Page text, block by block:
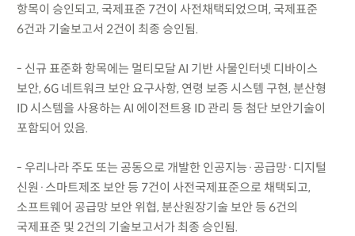
항목이 승인되고, 국제표준 7건이 사전채택되었으며, 국제표준
6건과 기술보고서 2건이 최종 승인됨.
- 신규 표준화 항목에는 멀티모달 AI 기반 사물인터넷 디바이스
보안, 6G 네트워크 보안 요구사항, 연령 보증 시스템 구현, 분산형
ID 시스템을 사용하는 AI 에이전트용 ID 관리 등 첨단 보안기술이
포함되어 있음.
- 우리나라 주도 또는 공동으로 개발한 인공지능·공급망·디지털
신원·스마트제조 보안 등 7건이 사전국제표준으로 채택되고,
소프트웨어 공급망 보안 위협, 분산원장기술 보안 등 6건의
국제표준 및 2건의 기술보고서가 최종 승인됨.